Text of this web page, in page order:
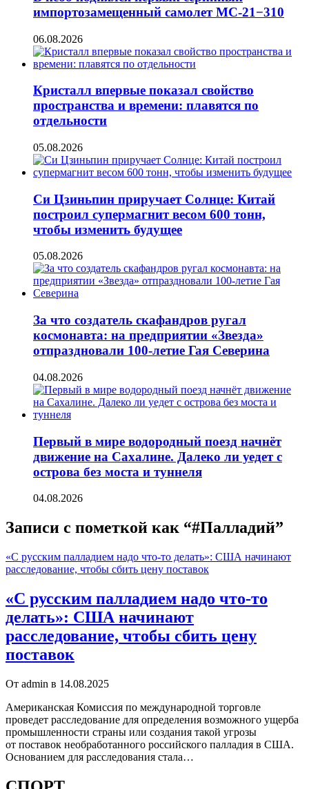
импортозамещенный самолет МС-21−310
06.08.2026
Кристалл впервые показал свойство
пространства и времени: плавятся по
отдельности
05.08.2026
Си Цзиньпин приручает Солнце: Китай
построил супермагнит весом 600 тонн,
чтобы изменить будущее
05.08.2026
За что создатель скафандров ругал
космонавта: на предприятии «Звезда»
отпраздновали 100-летие Гая Северина
04.08.2026
Первый в мире водородный поезд начнёт
движение на Сахалине. Далеко ли уедет с
острова без моста и туннеля
04.08.2026
Записи с пометкой как “#Палладий”
«С русским палладием надо что-то делать»: США начинают
расследование, чтобы сбить цену поставок
«С русским палладием надо что-то
делать»: США начинают
расследование, чтобы сбить цену
поставок
От admin в 14.08.2025
Американская Комиссия по международной торговле
проведет расследование для определения возможного ущерба
промышленности страны или создания такой угрозы
от поставок необработанного российского палладия в США.
Основанием для расследования стала…